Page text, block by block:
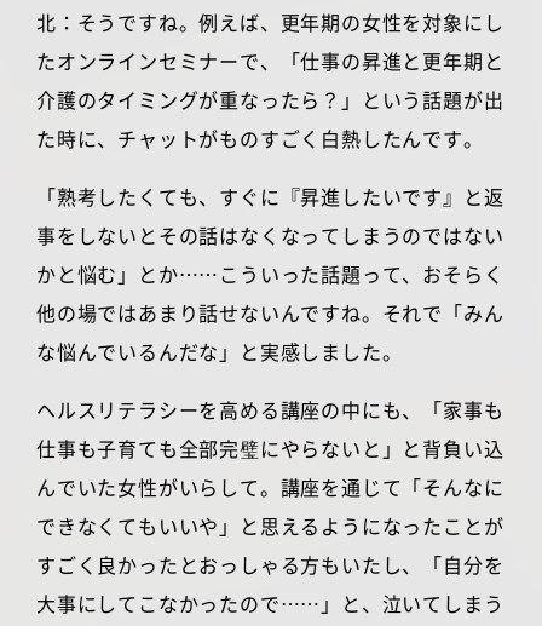
北：そうですね。例えば、更年期の女性を対象にし
たオンラインセミナーで、「仕事の昇進と更年期と
介護のタイミングが重なったら？」という話題が出
た時に、チャットがものすごく白熱したんです。
「熟考したくても、すぐに『昇進したいです』と返
事をしないとその話はなくなってしまうのではない
かと悩む」とか……こういった話題って、おそらく
他の場ではあまり話せないんですね。それで「みん
な悩んでいるんだな」と実感しました。
ヘルスリテラシーを高める講座の中にも、「家事も
仕事も子育ても全部完璧にやらないと」と背負い込
んでいた女性がいらして。講座を通じて「そんなに
できなくてもいいや」と思えるようになったことが
すごく良かったとおっしゃる方もいたし、「自分を
大事にしてこなかったので……」と、泣いてしまう